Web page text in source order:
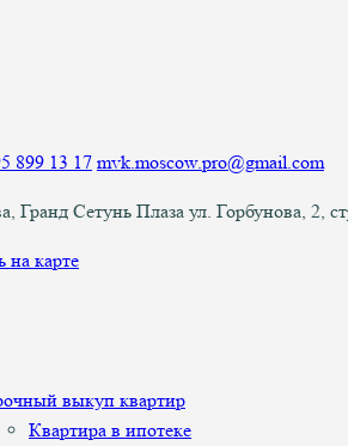
899 13 17 mvk.moscow.pro@gmail.com
Гранд Сетунь Плаза ул. Горбунова, 2,
на карте
выкуп квартир
Квартира в ипотеке